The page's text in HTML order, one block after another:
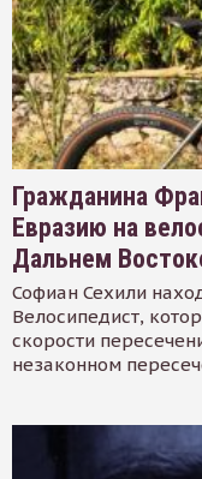
Гражданина
Евразию на
Дальнем
Софиан Сехили
Велосипедист,
скорости
незаконном